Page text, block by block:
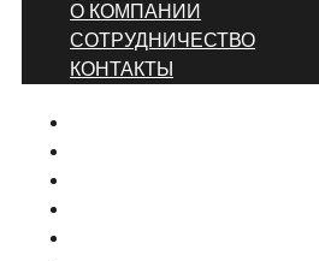
О КОМПАНИИ
СОТРУДНИЧЕСТВО
КОНТАКТЫ